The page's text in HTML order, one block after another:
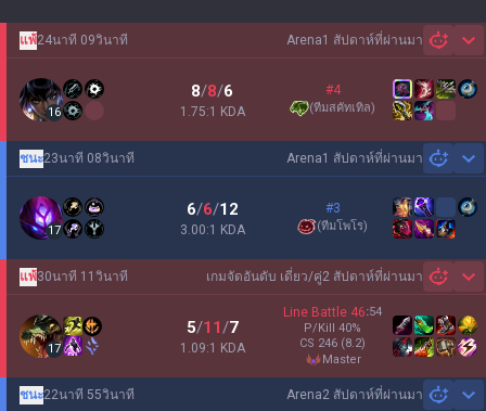
Arena1 สัปดาห์ที่ผ่านมา
แพ้24นาที 09วินาที
16
8/8/6
1.75:1 KDA
#4
(ทีมสคัทเทิล)
Arena1 สัปดาห์ที่ผ่านมา
ชนะ23นาที 08วินาที
17
6/6/12
3.00:1 KDA
#3
(ทีมโพโร)
เกมจัดอันดับ เดี่ยว/คู่2 สัปดาห์ที่ผ่านมา
แพ้30นาที 11วินาที
17
5/11/7
1.09:1 KDA
Line Battle 46:54
P/Kill 40%
CS 246 (8.2)
master
Arena2 สัปดาห์ที่ผ่านมา
ชนะ22นาที 55วินาที